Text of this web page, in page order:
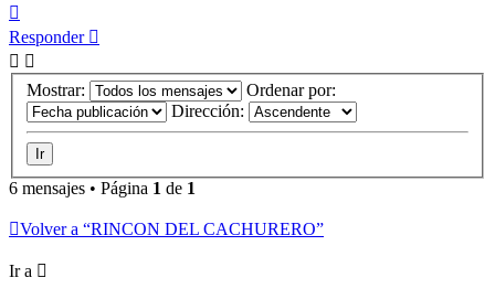
Responder
Mostrar:
Ordenar por:
Dirección:
6 mensajes • Página 1 de 1
Volver a “RINCON DEL CACHURERO”
Ir a